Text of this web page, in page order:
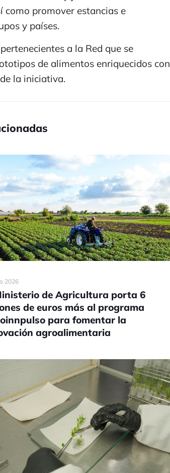
como promover estancias e
y países.
a la Red que se
de alimentos enriquecidos con
la iniciativa.
2026
de Agricultura porta 6
de euros más al programa
para fomentar la
agroalimentaria